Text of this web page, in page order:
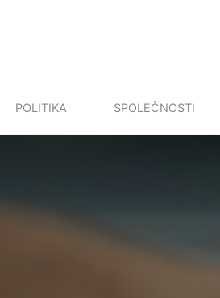
POLITIKA SPOLEČNOSTI